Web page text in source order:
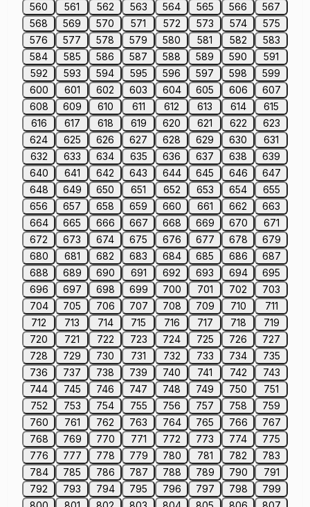
560
561 562 563 564 565 566
567
568
569 570 571 572 573 574
575
576
577 578 579 580 581 582
583
584
585 586 587 588 589 590
591
592
593 594 595 596 597 598
599
600
601 602 603 604 605 606
607
608
609 610 611 612 613 614
615
616
617 618 619 620 621 622
623
624
625 626 627 628 629 630
631
632
633 634 635 636 637 638
639
640
641 642 643 644 645 646
647
648
649 650 651 652 653 654
655
656
657 658 659 660 661 662
663
664
665 666 667 668 669 670
671
672
673 674 675 676 677 678
679
680
681 682 683 684 685 686
687
688
689 690 691 692 693 694
695
696
697 698 699 700 701 702
703
704
705 706 707 708 709 710
711
712
713 714 715 716 717 718
719
720
721 722 723 724 725 726
727
728
729 730 731 732 733 734
735
736
737 738 739 740 741 742
743
744
745 746 747 748 749 750
751
752
753 754 755 756 757 758
759
760
761 762 763 764 765 766
767
768
769 770 771 772 773 774
775
776
777 778 779 780 781 782
783
784
785 786 787 788 789 790
791
792
793 794 795 796 797 798
799